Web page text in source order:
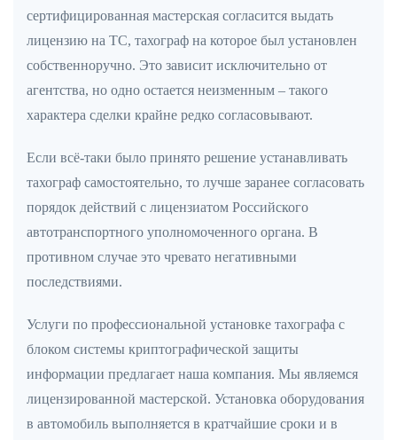
сертифицированная мастерская согласится выдать
лицензию на ТС, тахограф на которое был установлен
собственноручно. Это зависит исключительно от
агентства, но одно остается неизменным – такого
характера сделки крайне редко согласовывают.
Если всё-таки было принято решение устанавливать
тахограф самостоятельно, то лучше заранее согласовать
порядок действий с лицензиатом Российского
автотранспортного уполномоченного органа. В
противном случае это чревато негативными
последствиями.
Услуги по профессиональной установке тахографа с
блоком системы криптографической защиты
информации предлагает наша компания. Мы являемся
лицензированной мастерской. Установка оборудования
в автомобиль выполняется в кратчайшие сроки и в